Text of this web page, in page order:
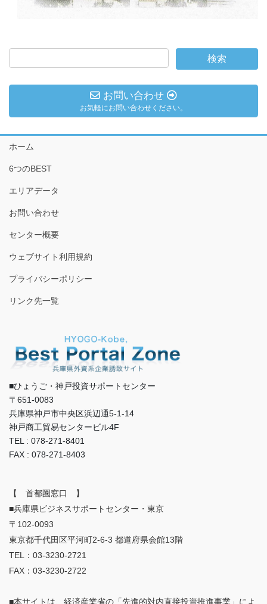
お問い合わせ
お気軽にお問い合わせください。
ホーム
6つのBEST
エリアデータ
お問い合わせ
センター概要
ウェブサイト利用規約
プライバシーポリシー
リンク先一覧
■ひょうご・神戸投資サポートセンター
〒651-0083
兵庫県神戸市中央区浜辺通5-1-14
神戸商工貿易センタービル4F
TEL : 078-271-8401
FAX : 078-271-8403
【 首都圏窓口 】
■兵庫県ビジネスサポートセンター・東京
〒102-0093
東京都千代田区平河町2-6-3 都道府県会館13階
TEL：03-3230-2721
FAX：03-3230-2722
■本サイトは、経済産業省の「先進的対内直接投資推進事業」によ